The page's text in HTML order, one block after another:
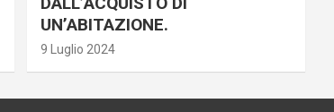
UN’ABITAZIONE.
9 Luglio 2024